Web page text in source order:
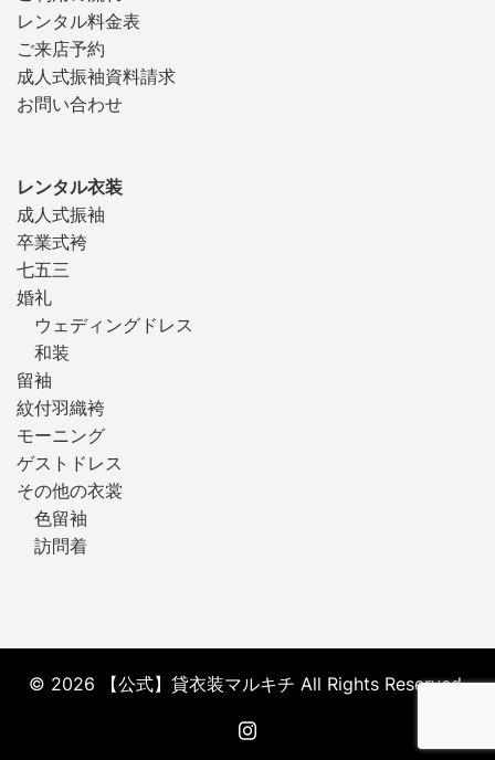
レンタル料金表
ご来店予約
成人式振袖資料請求
お問い合わせ
レンタル衣装
成人式振袖
卒業式袴
七五三
婚礼
ウェディングドレス
和装
留袖
紋付羽織袴
モーニング
ゲストドレス
その他の衣裳
色留袖
訪問着
© 2026 【公式】貸衣装マルキチ All Rights Reserved.